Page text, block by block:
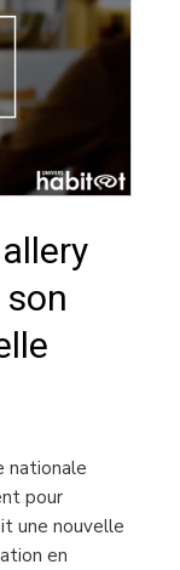
nationale
pour
une nouvelle
en